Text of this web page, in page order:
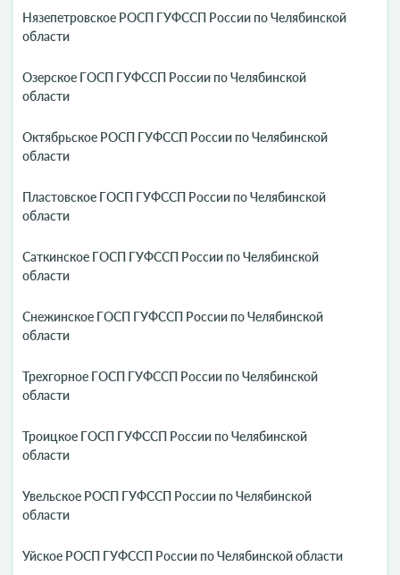
Нязепетровское РОСП ГУФССП России по Челябинской
области
Озерское ГОСП ГУФССП России по Челябинской
области
Октябрьское РОСП ГУФССП России по Челябинской
области
Пластовское ГОСП ГУФССП России по Челябинской
области
Саткинское ГОСП ГУФССП России по Челябинской
области
Снежинское ГОСП ГУФССП России по Челябинской
области
Трехгорное ГОСП ГУФССП России по Челябинской
области
Троицкое ГОСП ГУФССП России по Челябинской
области
Увельское РОСП ГУФССП России по Челябинской
области
Уйское РОСП ГУФССП России по Челябинской области